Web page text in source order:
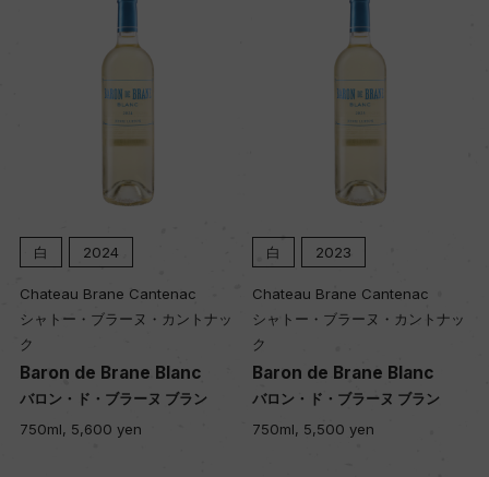
白 2024
Chateau Brane Cantenac
シャトー・ブラーヌ・カントナッ
ク
Baron de Brane Blanc
バロン・ド・ブラーヌ ブラン
750ml, 5,600 yen
白 2023
Chateau Brane Cantenac
シャトー・ブラーヌ・カントナッ
ク
Baron de Brane Blanc
バロン・ド・ブラーヌ ブラン
750ml, 5,500 yen